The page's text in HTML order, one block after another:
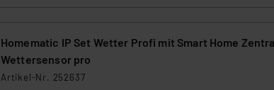
Homematic IP Set Wetter Profi mit Smart Home
Wettersensor pro
Artikel-Nr. 252637